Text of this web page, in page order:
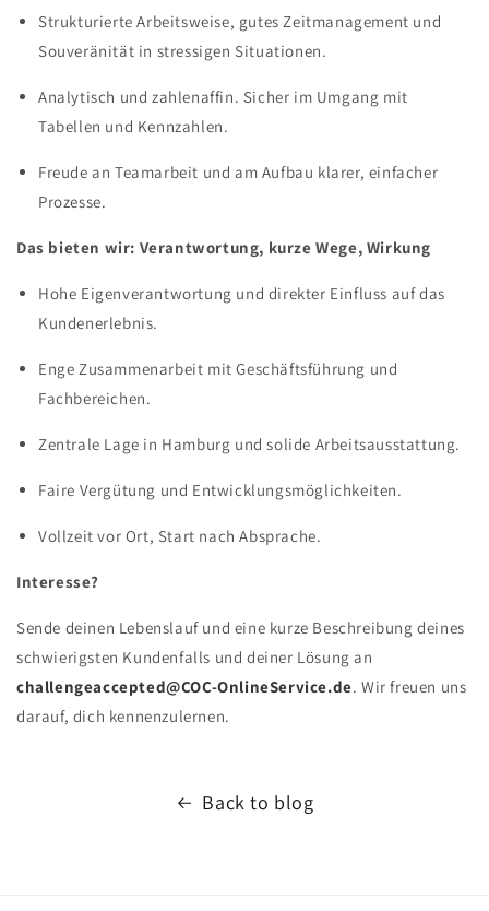
Strukturierte Arbeitsweise, gutes Zeitmanagement und
Souveränität in stressigen Situationen.
Analytisch und zahlenaffin. Sicher im Umgang mit
Tabellen und Kennzahlen.
Freude an Teamarbeit und am Aufbau klarer, einfacher
Prozesse.
Das bieten wir: Verantwortung, kurze Wege, Wirkung
Hohe Eigenverantwortung und direkter Einfluss auf das
Kundenerlebnis.
Enge Zusammenarbeit mit Geschäftsführung und
Fachbereichen.
Zentrale Lage in Hamburg und solide Arbeitsausstattung.
Faire Vergütung und Entwicklungsmöglichkeiten.
Vollzeit vor Ort, Start nach Absprache.
Interesse?
Sende deinen Lebenslauf und eine kurze Beschreibung deines
schwierigsten Kundenfalls und deiner Lösung an
challengeaccepted@COC-OnlineService.de. Wir freuen uns
darauf, dich kennenzulernen.
Back to blog